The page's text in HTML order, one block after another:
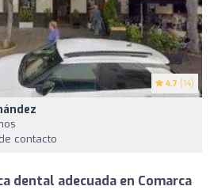
4.7 (14)
contacto
dental adecuada en Comarca